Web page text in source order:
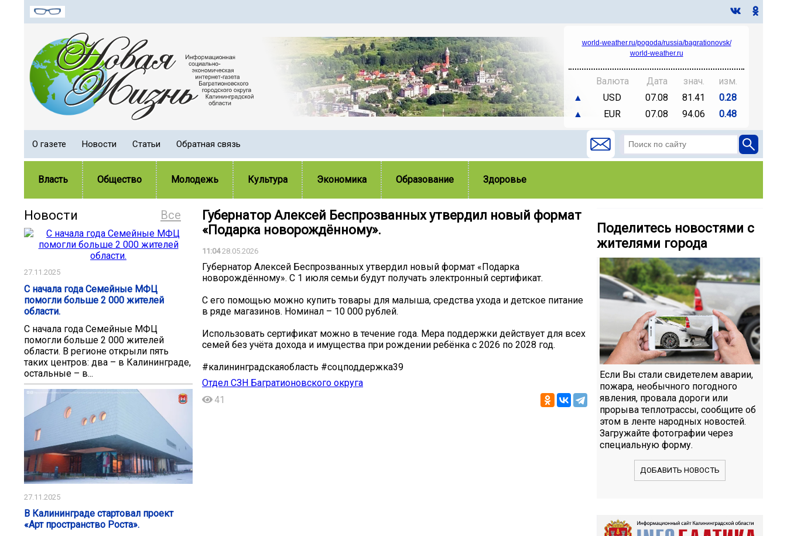
world-weather.ru/pogoda/russia/bagrationovsk/
world-weather.ru
Валюта Дата знач.
изм.
▲
USD 07.08 81.41
0.28
▲
EUR 07.08 94.06 0.48
О газете Новости Статьи Обратная связь
Власть Общество Молодежь Культура Экономика Образование Здоровье
Все
Новости
27.11.2025
С начала года Семейные МФЦ
помогли больше 2 000 жителей
области.
С начала года Семейные МФЦ
помогли больше 2 000 жителей
области. В регионе открыли пять
таких центров: два – в Калининграде,
остальные – в...
27.11.2025
В Калининграде стартовал проект
«Арт пространство Роста».
Губернатор Алексей Беспрозванных утвердил новый формат
«Подарка новорождённому».
11:0428.05.2026
Губернатор Алексей Беспрозванных утвердил новый формат «Подарка
новорождённому». С 1 июля семьи будут получать электронный сертификат.
С его помощью можно купить товары для малыша, средства ухода и детское питание
в ряде магазинов. Номинал – 10 000 рублей.
Использовать сертификат можно в течение года. Мера поддержки действует для всех
семей без учёта дохода и имущества при рождении ребёнка с 2026 по 2028 год.
#калининградскаяобласть #соцподдержка39
Отдел СЗН Багратионовского округа
41
Поделитесь новостями с
жителями города
Если Вы стали свидетелем аварии,
пожара, необычного погодного
явления, провала дороги или
прорыва теплотрассы, сообщите об
этом в ленте народных новостей.
Загружайте фотографии через
специальную форму.
ДОБАВИТЬ НОВОСТЬ